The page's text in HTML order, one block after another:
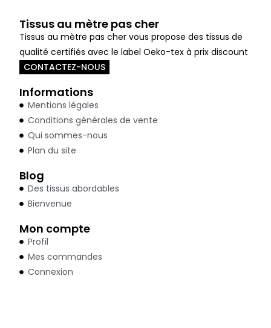
Tissus au mètre pas cher
Tissus au mètre pas cher vous propose des tissus de
qualité certifiés avec le label Oeko-tex à prix discount
CONTACTEZ-NOUS
Informations
Mentions légales
Conditions générales de vente
Qui sommes-nous
Plan du site
Blog
Des tissus abordables
Bienvenue
Mon compte
Profil
Mes commandes
Connexion